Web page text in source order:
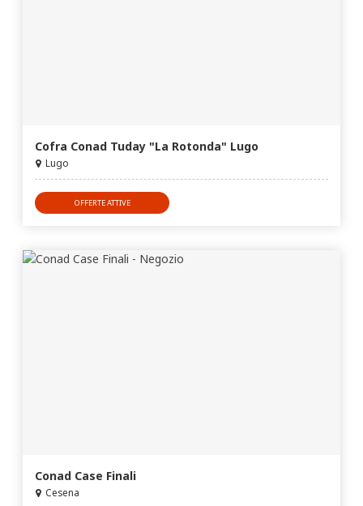
Cofra Conad Tuday "La Rotonda" Lugo
Lugo
OFFERTE ATTIVE
Conad Case Finali
Cesena